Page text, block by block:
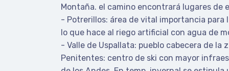
Montaña. el camino encontrará lugares de
- Potrerillos: área de vital importancia para
lo que hace al riego artificial con agua de
- Valle de Uspallata: pueblo cabecera de la
Penitentes: centro de ski con mayor